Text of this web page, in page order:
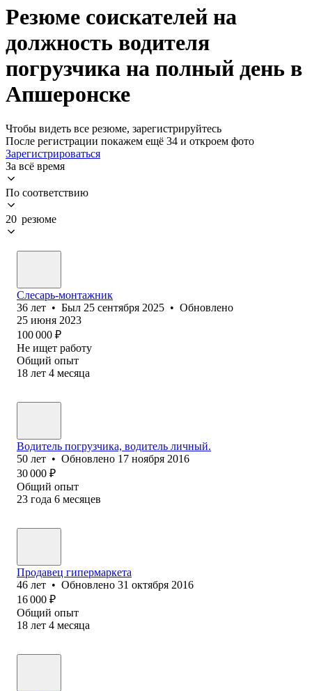
Резюме соискателей на
должность водителя
погрузчика на полный день в
Апшеронске
Чтобы видеть все резюме, зарегистрируйтесь
После регистрации покажем ещё 34 и откроем фото
Зарегистрироваться
За всё время
По соответствию
20 резюме
Слесарь-монтажник
36 лет • Был 25 сентября 2025 • Обновлено
25 июня 2023
100 000 ₽
Не ищет работу
Общий опыт
18 лет 4 месяца
Водитель погрузчика, водитель личный.
50 лет • Обновлено 17 ноября 2016
30 000 ₽
Общий опыт
23 года 6 месяцев
Продавец гипермаркета
46 лет • Обновлено 31 октября 2016
16 000 ₽
Общий опыт
18 лет 4 месяца